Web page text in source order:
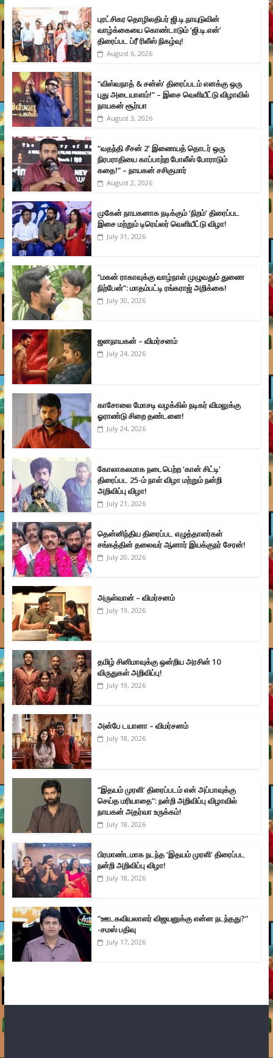
புரட்சிகர தொழிலதிபர் ஜி.டி.நாயுடுவின்
வாழ்க்கையை கொண்டாடும் ‘ஜி.டி.என்’
திரைப்பட ப்ரீ ரிலீஸ் நிகழ்வு!
August 6, 2026
“விஸ்வநாத் & சன்ஸ்’ திரைப்படம் எனக்கு ஒரு
புது அடையாளம்!” – இசை வெளியீட்டு விழாவில்
நாயகன் சூர்யா
August 3, 2026
“வதந்தி சீசன் 2’ இணையத் தொடர் ஒரு
நிரபராதியை காப்பாற்ற போலீஸ் போராடும்
கதை!” – நாயகன் சசிகுமார்
August 2, 2026
முகேன் நாயகனாக நடிக்கும் ‘நிறம்’ திரைப்பட
இசை மற்றும் டிரெய்லர் வெளியீட்டு விழா!
July 31, 2026
“மகன் ராகாவுக்கு வாழ்நாள் முழுவதும் துணை
நிற்பேன்”: மாதம்பட்டி ரங்கராஜ் அறிக்கை!
July 30, 2026
ஜனநாயகன் – விமர்சனம்
July 24, 2026
காசோலை மோசடி வழக்கில் நடிகர் விமலுக்கு
ஓராண்டு சிறை தண்டனை!
July 24, 2026
கோலாகலமாக நடைபெற்ற ‘கான் சிட்டி’
திரைப்பட 25-ம் நாள் விழா மற்றும் நன்றி
அறிவிப்பு விழா!
July 21, 2026
தென்னிந்திய திரைப்பட எழுத்தாளர்கள்
சங்கத்தின் தலைவர் ஆனார் இயக்குநர் சேரன்!
July 20, 2026
அருள்வான் – விமர்சனம்
July 19, 2026
தமிழ் சினிமாவுக்கு ஒன்றிய அரசின் 10
விருதுகள் அறிவிப்பு!
July 19, 2026
அன்பே டயானா – விமர்சனம்
July 18, 2026
”இதயம் முரளி’ திரைப்படம் என் அப்பாவுக்கு
செய்த மரியாதை”: நன்றி அறிவிப்பு விழாவில்
நாயகன் அதர்வா உருக்கம்!
July 18, 2026
பிரமாண்டமாக நடந்த ‘இதயம் முரளி’ திரைப்பட
நன்றி அறிவிப்பு விழா!
July 18, 2026
”ஊடகவியலாளர் விஜயனுக்கு என்ன நடந்தது?”
-சமஸ் பதிவு
July 17, 2026